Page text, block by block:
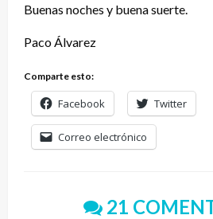
Buenas noches y buena suerte.
Paco Álvarez
Comparte esto:
Facebook Twitter
Correo electrónico
21